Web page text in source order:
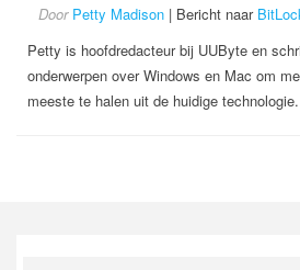
Door Petty Madison | Bericht naar
Petty is hoofdredacteur bij UUByte en
onderwerpen over Windows en Mac om
meeste te halen uit de huidige technologie.